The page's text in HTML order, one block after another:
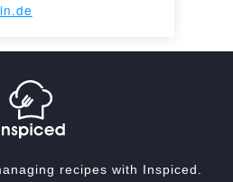
recipes with Inspiced.